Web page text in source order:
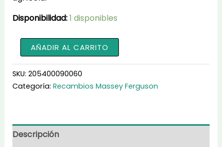
Disponibilidad:1 disponibles
de
Blindaje
205400090060
cantidad
AÑADIR AL CARRITO
SKU: 205400090060
Categoría: Recambios Massey Ferguson
Descripción